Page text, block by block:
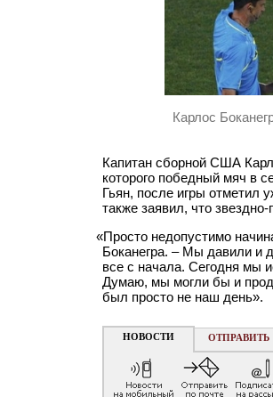
Карлос
Капитан сборной США
которого победный мяч в
Гьян, после игры отметил
также заявил, что
«Просто недопустимо
Боканегра. – Мы давили и
все с начала. Сегодня мы
Думаю, мы могли бы и
был просто не наш день».
НОВОСТИ ОТПРАВИТЬ